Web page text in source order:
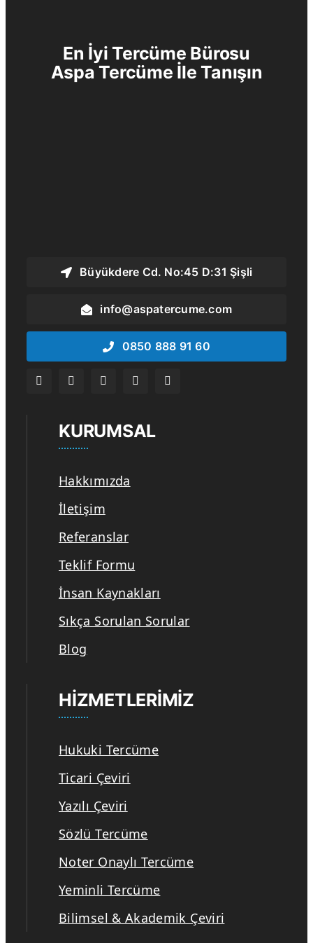
En İyi Tercüme Bürosu
Aspa Tercüme İle Tanışın
Büyükdere Cd. No:45 D:31 Şişli
info@aspatercume.com
0850 888 91 60
KURUMSAL
Hakkımızda
İletişim
Referanslar
Teklif Formu
İnsan Kaynakları
Sıkça Sorulan Sorular
Blog
HIZMETLERIMIZ
Hukuki Tercüme
Ticari Çeviri
Yazılı Çeviri
Sözlü Tercüme
Noter Onaylı Tercüme
Yeminli Tercüme
Bilimsel & Akademik Çeviri